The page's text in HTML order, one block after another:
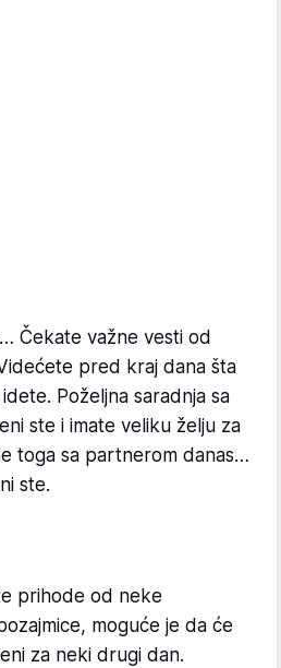
Čekate važne vesti od
pred kraj dana šta
Poželjna saradnja sa
ste i imate veliku želju za
toga sa partnerom danas…
ste.
prihode od neke
moguće je da će
za neki drugi dan.